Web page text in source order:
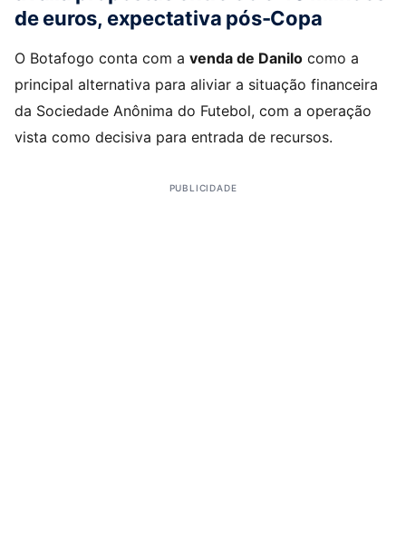
de euros, expectativa pós-Copa
O Botafogo conta com a venda de Danilo como a
principal alternativa para aliviar a situação financeira
da Sociedade Anônima do Futebol, com a operação
vista como decisiva para entrada de recursos.
PUBLICIDADE